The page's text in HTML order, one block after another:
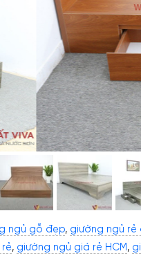
ngủ gỗ đẹp, giường ngủ rẻ
, giường ngủ giá rẻ HCM,